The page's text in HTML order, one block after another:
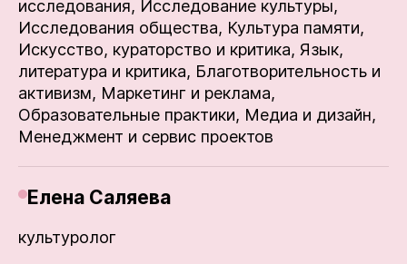
исследования, Исследование культуры,
Исследования общества, Культура памяти,
Искусство, кураторство и критика, Язык,
литература и критика, Благотворительность и
активизм, Маркетинг и реклама,
Образовательные практики, Медиа и дизайн,
Менеджмент и сервис проектов
Елена Саляева
культуролог